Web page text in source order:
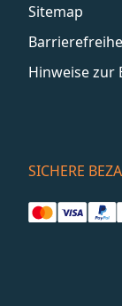
Sitemap
Hinweise zur
SICHERE